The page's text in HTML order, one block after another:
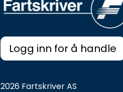
Logg inn for å handle
2026 Fartskriver AS